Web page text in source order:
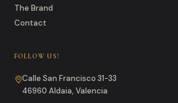
The Brand
Contact
FOLLOW US!
Calle San Francisco 31-33
46960 Aldaia, Valencia